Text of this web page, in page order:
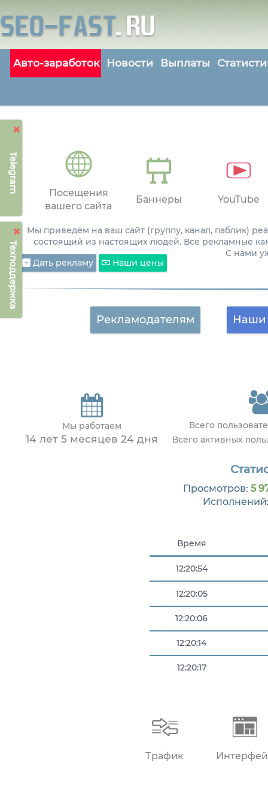
Telegram
Техподдержка
Авто-заработок Новости Выплаты
Посещения
вашего сайта
Баннеры YouTube
Мы приведём на ваш сайт (группу, канал, паблик)
состоящий из настоящих людей. Все рекламные
С нами
Дать рекламу
Наши цены
Рекламодателям Наши
Мы работаем
14 лет 5 месяцев 24 дня
Всего
Всего активных
Просмотров: 5
Время
12:20:54
12:20:05
12:20:06
12:20:14
12:20:17
Трафик